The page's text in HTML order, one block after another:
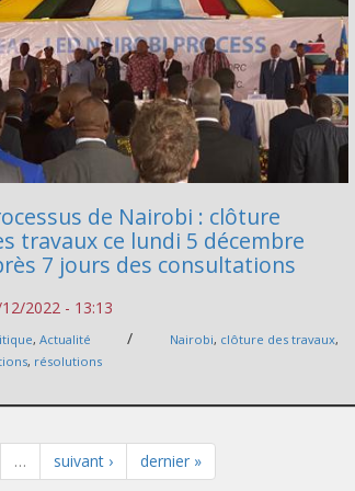
de Nairobi : clôture
travaux ce lundi 5 décembre
7 jours des consultations
2022 - 13:13
,Actualité / Nairobi, clôture des travaux,
, résolutions
… suivant › dernier »